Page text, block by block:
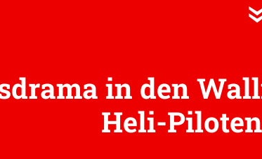
in den
Heli-